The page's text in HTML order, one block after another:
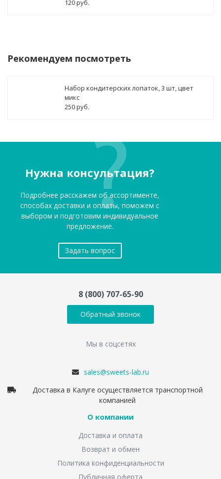
120 руб.
Рекомендуем посмотреть
Набор кондитерских лопаток, 3 шт, цвет
микс
250 руб.
Нужна консультация?
Подробнее расскажем об ассортименте,
способах доставки и оплаты, поможем с
выбором и подготовим индивидуальное
предложение.
Задать вопрос
8 (800) 707-65-90
Обратный звонок
Мы в соцсетях
sales@sweets-lab.ru
Доставка в Калуге осуществляется транспортной
компанией
О компании
Доставка и оплата
Возврат и обмен
Политика конфиденциальности
Публичная оферта